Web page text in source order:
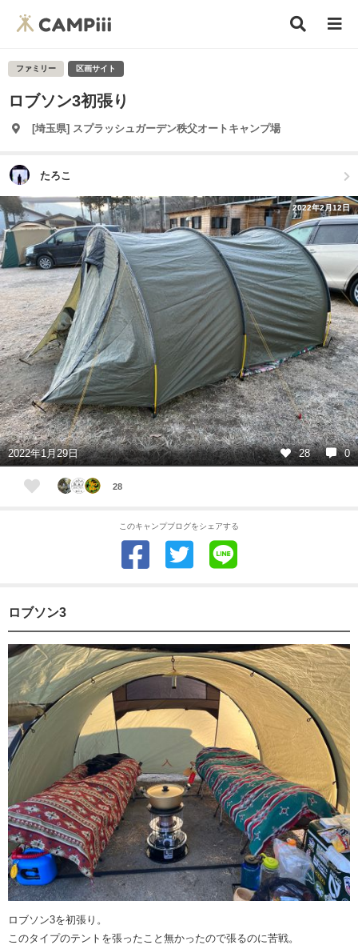
ファミリー 区画サイト
ロブソン3初張り
[埼玉県] スプラッシュガーデン秩父オートキャンプ場
たろこ
2022年2月12日
2022年1月29日 28 0
28
このキャンプブログをシェアする
ロブソン3
ロブソン3を初張り。
このタイプのテントを張ったこと無かったので張るのに苦戦。